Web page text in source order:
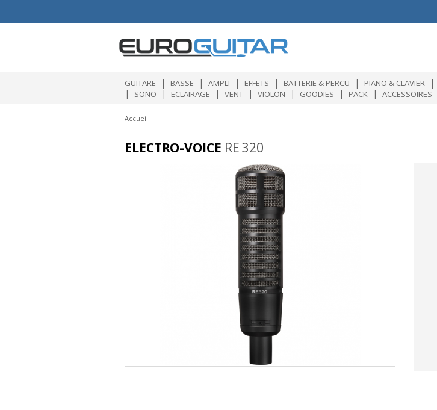
GUITARE | BASSE | AMPLI | EFFETS | BATTERIE & PERCU | PIANO & CLAVIER |
| SONO | ECLAIRAGE | VENT | VIOLON | GOODIES | PACK | ACCESSOIRES
Accueil
ELECTRO-VOICE RE 320